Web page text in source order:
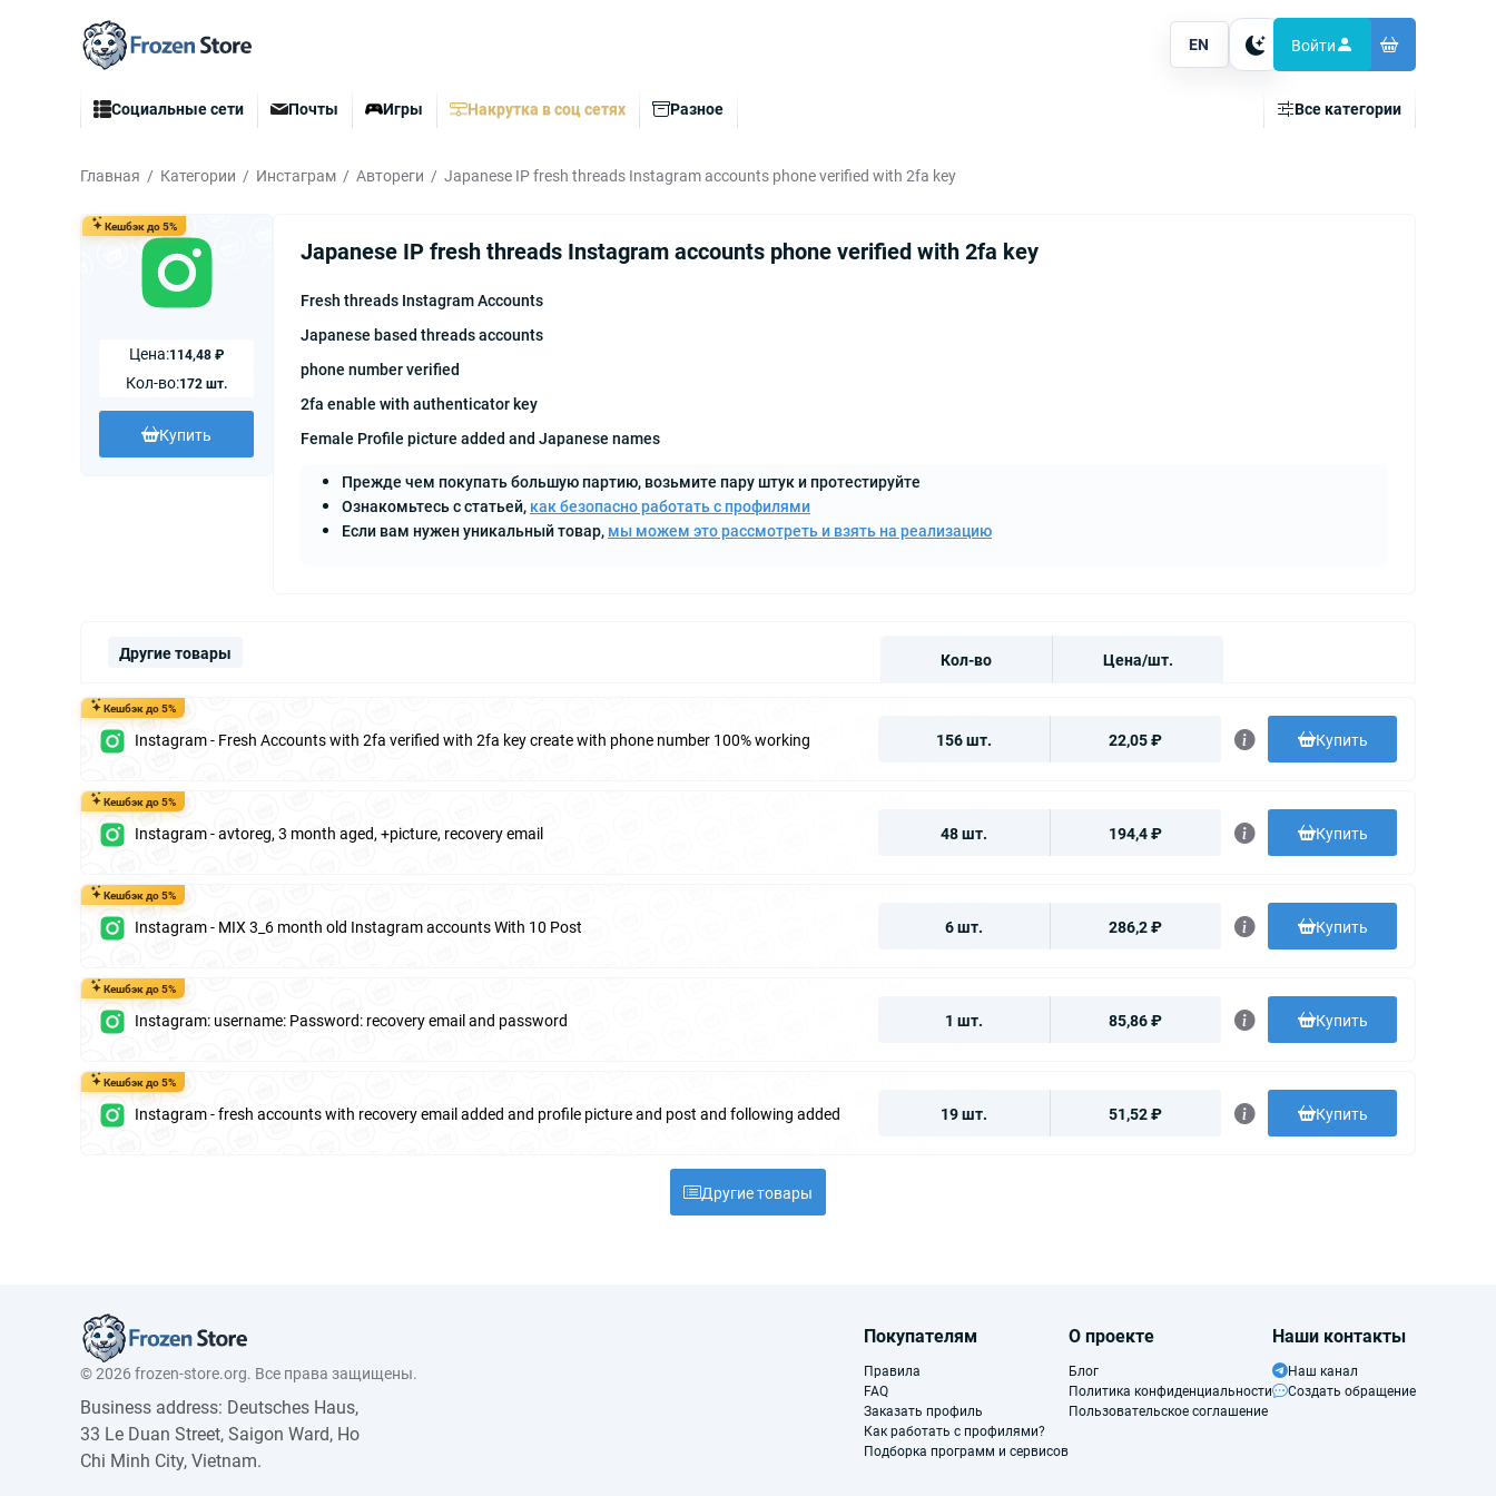
EN Тема Войти
Социальные сети Почты Игры Накрутка в соц сетях Разное Все категории
Главная Категории Инстаграм Автореги Japanese IP fresh threads Instagram accounts phone verified with 2fa key
Кешбэк до 5%
Цена:114,48 ₽
Кол-во:172 шт.
Купить
Japanese IP fresh threads Instagram accounts phone verified with 2fa key
Fresh threads Instagram Accounts
Japanese based threads accounts
phone number verified
2fa enable with authenticator key
Female Profile picture added and Japanese names
Прежде чем покупать большую партию, возьмите пару штук и протестируйте
Ознакомьтесь с статьей, как безопасно работать с профилями
Если вам нужен уникальный товар, мы можем это рассмотреть и взять на реализацию
Другие товары Кол-во Цена/шт.
Кешбэк до 5%
Instagram - Fresh Accounts with 2fa verified with 2fa key create with phone number 100% working 156 шт. 22,05 ₽ Купить
Кешбэк до 5%
Instagram - avtoreg, 3 month aged, +picture, recovery email 48 шт. 194,4 ₽ Купить
Кешбэк до 5%
Instagram - MIX 3_6 month old Instagram accounts With 10 Post 6 шт. 286,2 ₽ Купить
Кешбэк до 5%
Instagram: username: Password: recovery email and password 1 шт. 85,86 ₽ Купить
Кешбэк до 5%
Instagram - fresh accounts with recovery email added and profile picture and post and following added 19 шт. 51,52 ₽ Купить
Другие товары
© 2026 frozen-store.org. Все права защищены.
Business address: Deutsches Haus,
33 Le Duan Street, Saigon Ward, Ho
Chi Minh City, Vietnam.
Покупателям
Правила
FAQ
Заказать профиль
Как работать с профилями?
Подборка программ и сервисов
О проекте
Блог
Политика конфиденциальности
Пользовательское соглашение
Наши контакты
Наш канал
Создать обращение